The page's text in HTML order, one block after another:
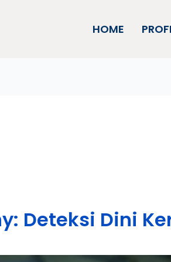
HOME
Deteksi Dini